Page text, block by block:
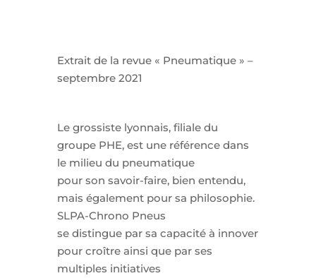
Extrait de la revue « Pneumatique » –
septembre 2021
Le grossiste lyonnais, filiale du
groupe PHE, est une référence dans
le milieu du pneumatique
pour son savoir-faire, bien entendu,
mais également pour sa philosophie.
SLPA-Chrono Pneus
se distingue par sa capacité à innover
pour croître ainsi que par ses
multiples initiatives